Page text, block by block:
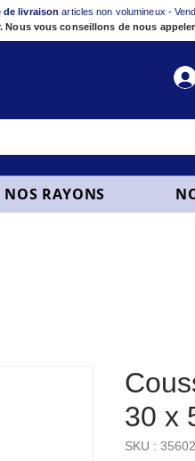
de livraisonarticles non volumineux -
vous conseillons de nous
NOS RAYONS
30 x
SKU :